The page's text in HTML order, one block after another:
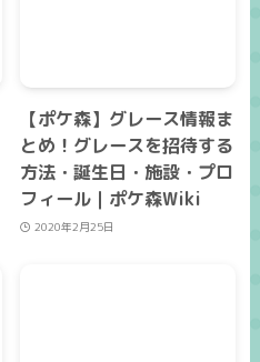
【ポケ森】グレース情報ま
とめ！グレースを招待する
方法・誕生日・施設・プロ
フィール｜ポケ森Wiki
2020年2月25日